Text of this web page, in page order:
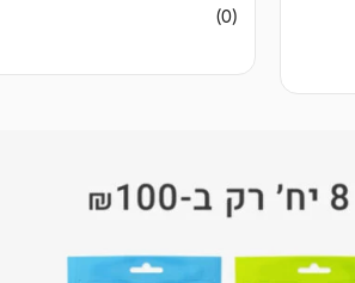
אין
ביקורות
(0)